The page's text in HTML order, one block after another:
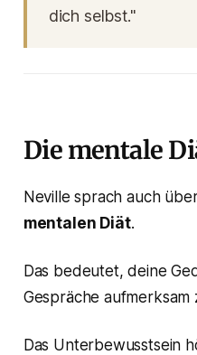
dich selbst."
Die mentale
Neville sprach auch
mentalen Diät.
Das bedeutet, deine
Gespräche
Das Unterbewusstsein